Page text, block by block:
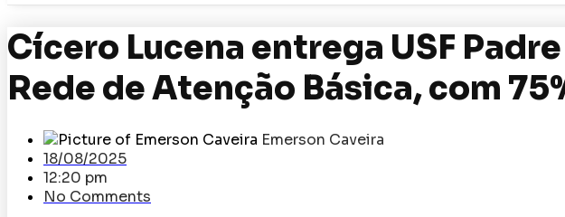
Cícero Lucena entrega USF
Rede de Atenção Básica, com
Emerson Caveira
18/08/2025
12:20 pm
No Comments